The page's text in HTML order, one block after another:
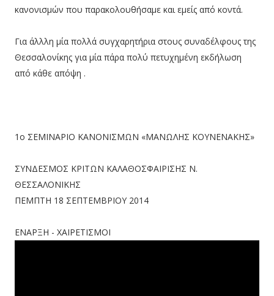
κανονισμών που παρακολουθήσαμε και εμείς από κοντά.
Για άλλλη μία πολλά συγχαρητήρια στους συναδέλφους της
Θεσσαλονίκης για μία πάρα πολύ πετυχημένη εκδήλωση
από κάθε απόψη .
1ο ΣΕΜΙΝΑΡΙΟ ΚΑΝΟΝΙΣΜΩΝ «ΜΑΝΩΛΗΣ ΚΟΥΝΕΝΑΚΗΣ»
ΣΥΝΔΕΣΜΟΣ ΚΡΙΤΩΝ ΚΑΛΑΘΟΣΦΑΙΡΙΣΗΣ Ν.
ΘΕΣΣΑΛΟΝΙΚΗΣ
ΠΕΜΠΤΗ 18 ΣΕΠΤΕΜΒΡΙΟΥ 2014
ΕΝΑΡΞΗ - ΧΑΙΡΕΤΙΣΜΟΙ